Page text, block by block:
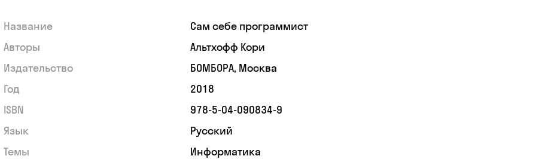
Название
Сам себе программист
Авторы
Альтхофф Кори
Издательство
БОМБОРА, Москва
Год
2018
ISBN
978-5-04-090834-9
Язык
Русский
Темы
Информатика